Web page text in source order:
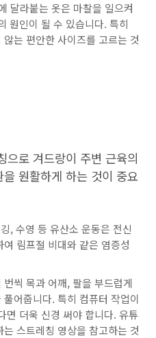
달라붙는 옷은 마찰을 일으켜
원인이 될 수 있습니다. 특히
는 편안한 사이즈를 고르는 것
으로 겨드랑이 주변 근육의
원활하게 하는 것이 중요
, 수영 등 유산소 운동은 전신
림프절 비대와 같은 염증성
번씩 목과 어깨, 팔을 부드럽게
어줍니다. 특히 컴퓨터 작업이
면 더욱 신경 써야 합니다. 유튜
스트레칭 영상을 참고하는 것